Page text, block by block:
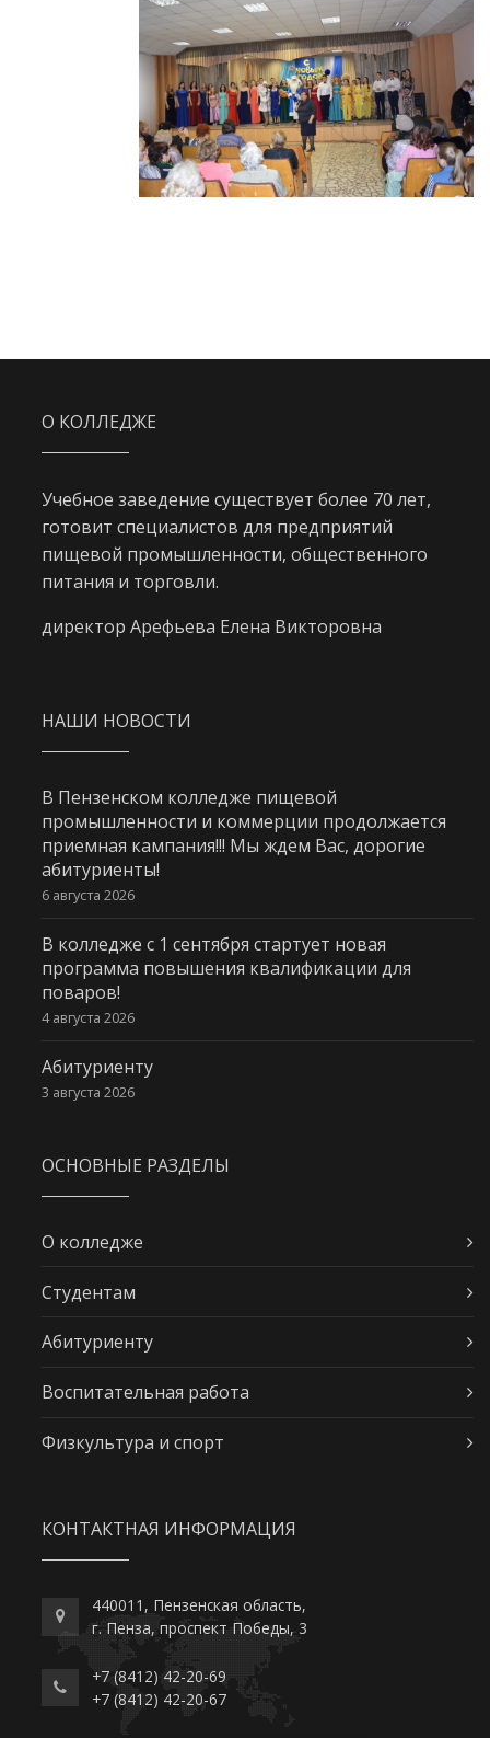
О КОЛЛЕДЖЕ
Учебное заведение существует более 70 лет,
готовит специалистов для предприятий
пищевой промышленности, общественного
питания и торговли.
директор Арефьева Елена Викторовна
НАШИ НОВОСТИ
В Пензенском колледже пищевой
промышленности и коммерции продолжается
приемная кампания!!! Мы ждем Вас, дорогие
абитуриенты!
6 августа 2026
В колледже с 1 сентября стартует новая
программа повышения квалификации для
поваров!
4 августа 2026
Абитуриенту
3 августа 2026
ОСНОВНЫЕ РАЗДЕЛЫ
О колледже
Студентам
Абитуриенту
Воспитательная работа
Физкультура и спорт
КОНТАКТНАЯ ИНФОРМАЦИЯ
440011, Пензенская область,
г. Пенза, проспект Победы, 3
+7 (8412) 42-20-69
+7 (8412) 42-20-67